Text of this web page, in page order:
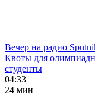
Вечер на радио
Квоты для
студенты
04:33
24 мин